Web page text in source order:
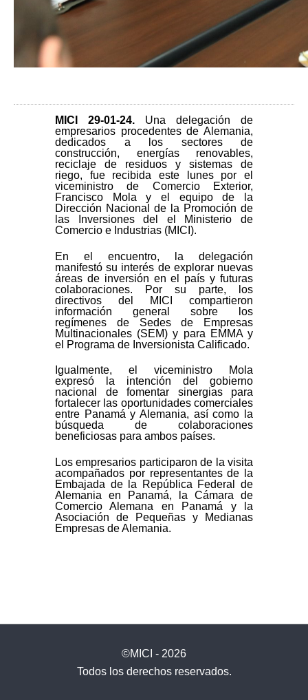
MICI 29-01-24. Una delegación de
empresarios procedentes de Alemania,
dedicados a los sectores de
construcción, energías renovables,
reciclaje de residuos y sistemas de
riego, fue recibida este lunes por el
viceministro de Comercio Exterior,
Francisco Mola y el equipo de la
Dirección Nacional de la Promoción de
las Inversiones del el Ministerio de
Comercio e Industrias (MICI).
En el encuentro, la delegación
manifestó su interés de explorar nuevas
áreas de inversión en el país y futuras
colaboraciones. Por su parte, los
directivos del MICI compartieron
información general sobre los
regímenes de Sedes de Empresas
Multinacionales (SEM) y para EMMA y
el Programa de Inversionista Calificado.
Igualmente, el viceministro Mola
expresó la intención del gobierno
nacional de fomentar sinergias para
fortalecer las oportunidades comerciales
entre Panamá y Alemania, así como la
búsqueda de colaboraciones
beneficiosas para ambos países.
Los empresarios participaron de la visita
acompañados por representantes de la
Embajada de la República Federal de
Alemania en Panamá, la Cámara de
Comercio Alemana en Panamá y la
Asociación de Pequeñas y Medianas
Empresas de Alemania.
©MICI - 2026
Todos los derechos reservados.